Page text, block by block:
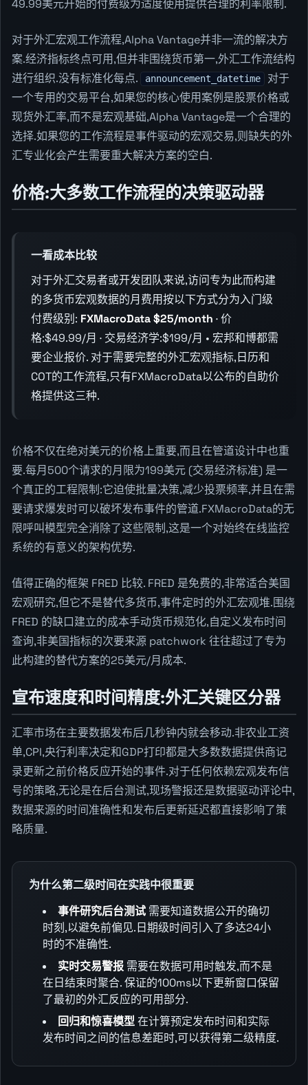
49.99美元开始的付费级为适度使用提供合理的利率限制.
对于外汇宏观工作流程,Alpha Vantage并非一流的解决方
案.经济指标终点可用,但并非围绕货币第一,外汇工作流结构
进行组织.没有标准化每点.
announcement_datetime
对于
一个专用的交易平台,如果您的核心使用案例是股票价格或
现货外汇率,而不是宏观基础,Alpha Vantage是一个合理的
选择.如果您的工作流程是事件驱动的宏观交易,则缺失的外
汇专业化会产生需要重大解决方案的空白.
价格:大多数工作流程的决策驱动器
一看成本比较
对于外汇交易者或开发团队来说,访问专为此而构建
的多货币宏观数据的月费用按以下方式分为入门级
付费级别: FXMacroData $25/month · 价
格:$49.99/月 · 交易经济学:$199/月 • 宏邦和博都需
要企业报价. 对于需要完整的外汇宏观指标,日历和
COT的工作流程,只有FXMacroData以公布的自助价
格提供这三种.
价格不仅在绝对美元的价格上重要,而且在管道设计中也重
要.每月500个请求的月限为199美元 (交易经济标准) 是一
个真正的工程限制:它迫使批量决策,减少投票频率,并且在需
要请求爆发时可以破坏发布事件的管道.FXMacroData的无
限呼叫模型完全消除了这些限制,这是一个对始终在线监控
系统的有意义的架构优势.
值得正确的框架 FRED 比较. FRED 是免费的,非常适合美国
宏观研究,但它不是替代多货币,事件定时的外汇宏观堆.围绕
FRED 的缺口建立的成本手动货币规范化,自定义发布时间
查询,非美国指标的次要来源 patchwork 往往超过了专为
此构建的替代方案的25美元/月成本.
宣布速度和时间精度:外汇关键区分器
汇率市场在主要数据发布后几秒钟内就会移动.非农业工资
单,CPI,央行利率决定和GDP打印都是大多数数据提供商记
录更新之前价格反应开始的事件.对于任何依赖宏观发布信
号的策略,无论是在后台测试,现场警报还是数据驱动评论中,
数据来源的时间准确性和发布后更新延迟都直接影响了策
略质量.
为什么第二级时间在实践中很重要
事件研究后台测试 需要知道数据公开的确切
时刻,以避免前偏见.日期级时间引入了多达24小
时的不准确性.
实时交易警报 需要在数据可用时触发,而不是
在日结束时聚合. 保证的100ms以下更新窗口保留
了最初的外汇反应的可用部分.
回归和惊喜模型在计算预定发布时间和实际
发布时间之间的信息差距时,可以获得第二级精度.